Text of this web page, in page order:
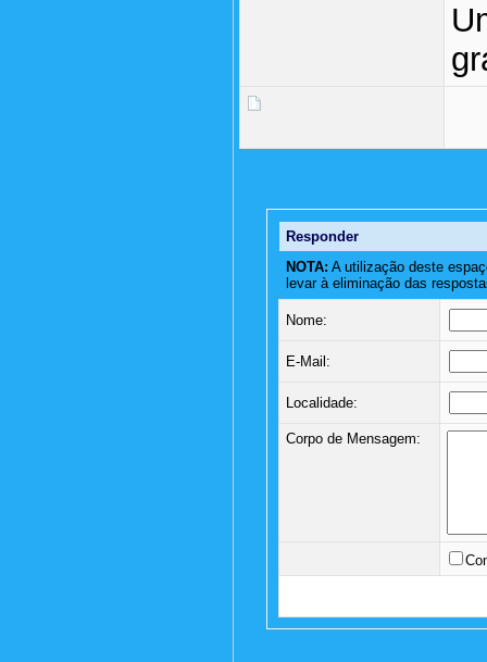
Responder
NOTA: A utilização deste
levar à eliminação das
Nome:
E-Mail:
Localidade:
Corpo de Mensagem: